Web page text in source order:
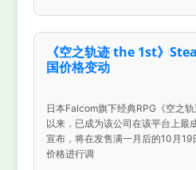
《空之轨迹 the 1st》
国价格变动
日本Falcom旗下经典RPG《空之
以来，已成为该公司在该平台上最
宣布，将在发售满一月后的10月
价格进行调